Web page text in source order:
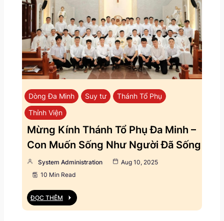
Dòng Đa Minh Suy tư
Thánh Tổ Phụ
Thỉnh Viện
Mừng Kính Thánh Tổ Phụ Đa Minh –
Con Muốn Sống Như Người Đã Sống
System Administration
Aug 10, 2025
10 Min Read
ĐỌC THÊM